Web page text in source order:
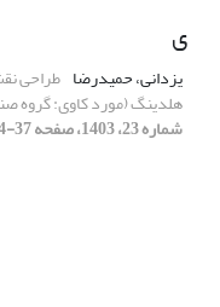
ی
یزدانی، حمیدرضا طراحی
هلدینگ (مورد کاوی: گروه
شماره 23، 1403، صفحه 37-64]